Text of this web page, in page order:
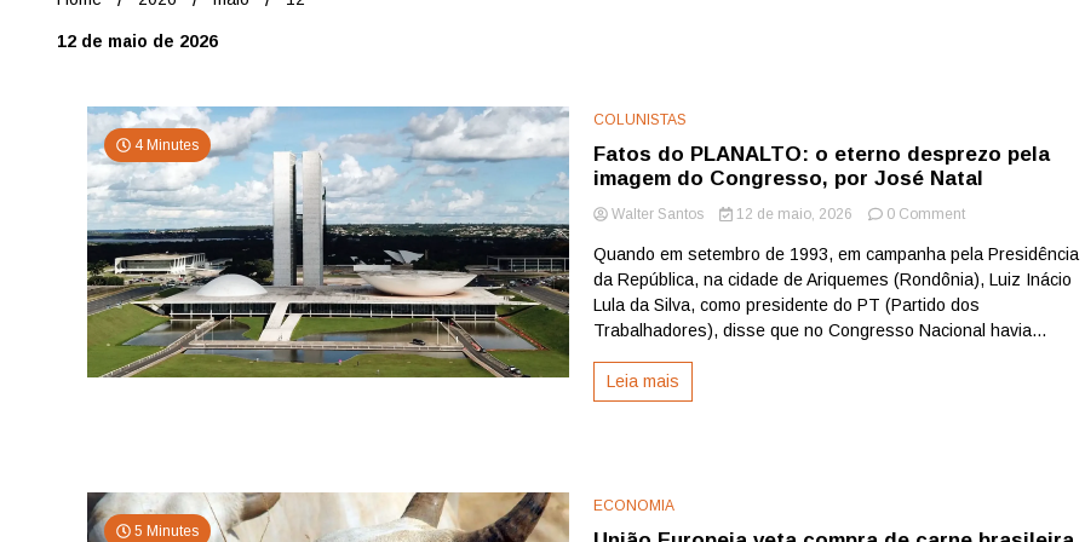
12 de maio de 2026
4 Minutes
COLUNISTAS
Fatos do PLANALTO: o eterno desprezo pela
imagem do Congresso, por José Natal
Walter Santos 12 de maio, 2026 0 Commenton
do
PLANALTO:
o
eterno
Quando em setembro de 1993, em campanha pela Presidência
da República, na cidade de Ariquemes (Rondônia), Luiz Inácio
Lula da Silva, como presidente do PT (Partido dos
Trabalhadores), disse que no Congresso Nacional havia...
Leia mais
5 Minutes
ECONOMIA